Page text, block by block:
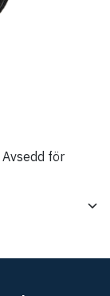
för